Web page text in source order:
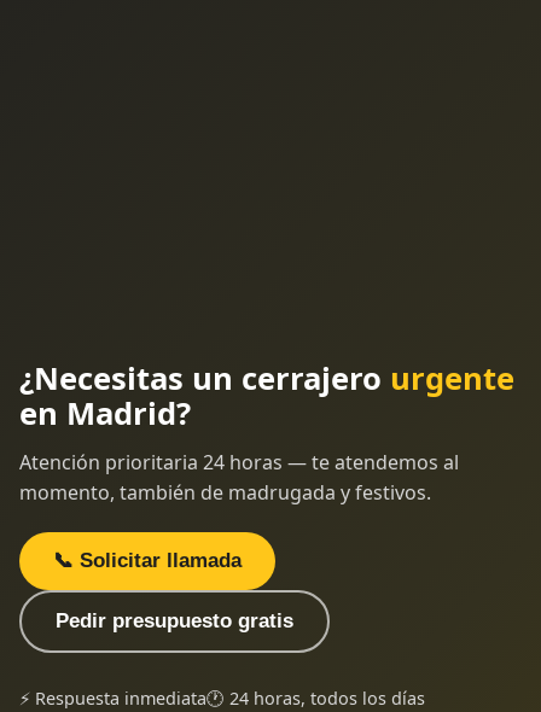
¿Necesitas un cerrajero urgente
en Madrid?
Atención prioritaria 24 horas — te atendemos al
momento, también de madrugada y festivos.
📞 Solicitar llamada
Pedir presupuesto gratis
⚡ Respuesta inmediata🕐 24 horas, todos los días